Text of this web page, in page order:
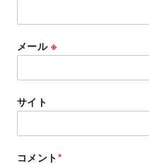
メール ※
サイト
コメント*